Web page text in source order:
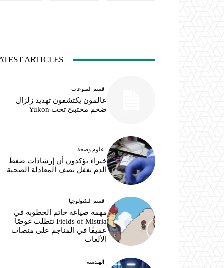
ARTICLES
قسم المنوعات
عالمون يكتشفون تهديد زلزال
ضخم مختبئ تحت Yukon
علوم وصحة
خبراء يؤكدون أن إرشادات ضغط
الدم تغفل نصف المعادلة الصحية
قسم التكنولوجيا
مهمة صياغة خاتم الخطوبة في
Fields of Mistria تتطلب غوصًا
عميقًا في المناجم على منصات
الألعاب
الهندسة